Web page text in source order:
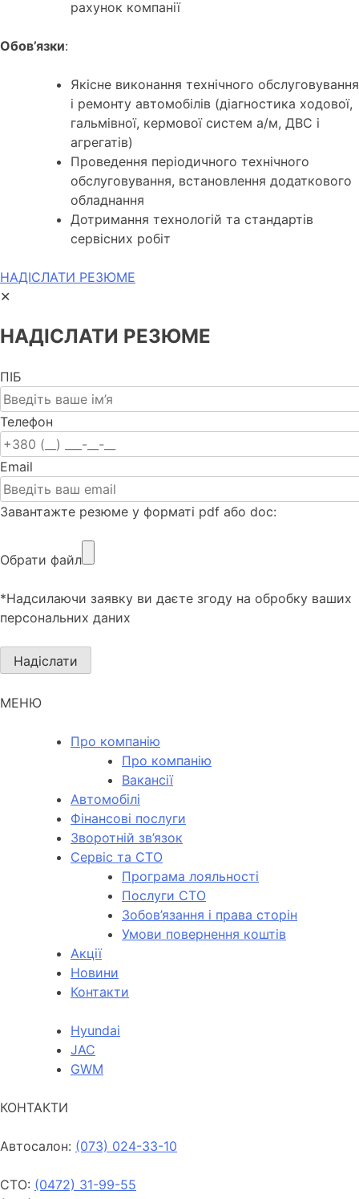
рахунок компанії
Обов’язки:
Якісне виконання технічного обслуговування
і ремонту автомобілів (діагностика ходової,
гальмівної, кермової систем а/м, ДВС і
агрегатів)
Проведення періодичного технічного
обслуговування, встановлення додаткового
обладнання
Дотримання технологій та стандартів
сервісних робіт
НАДІСЛАТИ РЕЗЮМЕ
✕
НАДІСЛАТИ РЕЗЮМЕ
ПІБ
Телефон
Email
Завантажте резюме у форматі pdf або doc:
Обрати файл
*Надсилаючи заявку ви даєте згоду на обробку ваших
персональних даних
МЕНЮ
Про компанію
Про компанію
Вакансії
Автомобілі
Фінансові послуги
Зворотній зв’язок
Cервіс та СТО
Програма лояльності
Послуги СТО
Зобов’язання і права сторін
Умови повернення коштів
Акції
Новини
Контакти
Hyundai
JAC
GWM
КОНТАКТИ
Автосалон: (073) 024-33-10
СТО: (0472) 31-99-55